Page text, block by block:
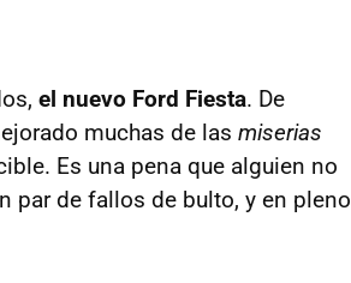
el nuevo Ford Fiesta. De
muchas de las miserias
Es una pena que alguien no
par de fallos de bulto, y en pleno